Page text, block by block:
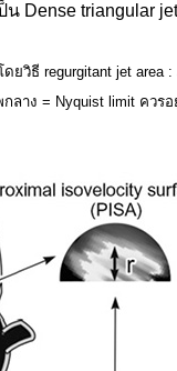
Dense triangular
วิธี regurgitant jet
ลาง = Nyquist limit ควร